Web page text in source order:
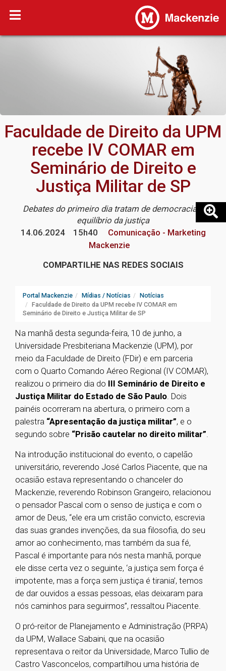
Faculdade de Direito da UPM
recebe IV COMAR em
Seminário de Direito e
Justiça Militar de SP
Debates do primeiro dia tratam de democracia e
equilíbrio da justiça
14.06.2024
15h40
Comunicação - Marketing
Mackenzie
COMPARTILHE NAS REDES SOCIAIS
Portal Mackenzie Mídias / Notícias
Notícias
Faculdade de Direito da UPM recebe IV COMAR em
Seminário de Direito e Justiça Militar de SP
Na manhã desta segunda-feira, 10 de junho, a
Universidade Presbiteriana Mackenzie (UPM), por
meio da Faculdade de Direito (FDir) e em parceria
com o Quarto Comando Aéreo Regional (IV COMAR),
realizou o primeiro dia do III Seminário de Direito e
Justiça Militar do Estado de São Paulo. Dois
painéis ocorreram na abertura, o primeiro com a
palestra “Apresentação da justiça militar”, e o
segundo sobre “Prisão cautelar no direito militar”.
Na introdução institucional do evento, o capelão
universitário, reverendo José Carlos Piacente, que na
ocasião estava representando o chanceler do
Mackenzie, reverendo Robinson Grangeiro, relacionou
o pensador Pascal com o senso de justiça e com o
amor de Deus, “ele era um cristão convicto, escrevia
das suas grandes invenções, da sua filosofia, do seu
amor ao conhecimento, mas também da sua fé,
Pascal é importante para nós nesta manhã, porque
ele disse certa vez o seguinte, ‘a justiça sem força é
impotente, mas a força sem justiça é tirania’, temos
de dar ouvidos a essas pessoas, elas deixaram para
nós caminhos para seguirmos”, ressaltou Piacente.
O pró-reitor de Planejamento e Administração (PRPA)
da UPM, Wallace Sabaini, que na ocasião
representava o reitor da Universidade, Marco Tullio de
Castro Vasconcelos, compartilhou uma história de